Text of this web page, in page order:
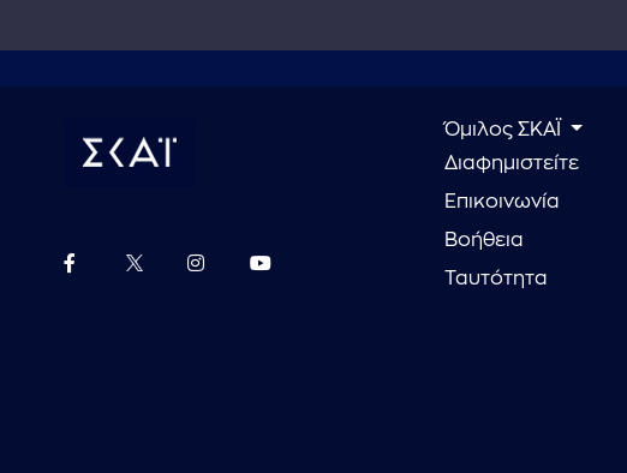
Όμιλος ΣΚΑΪ
Διαφημιστείτε
Επικοινωνία
Βοήθεια
Ταυτότητα